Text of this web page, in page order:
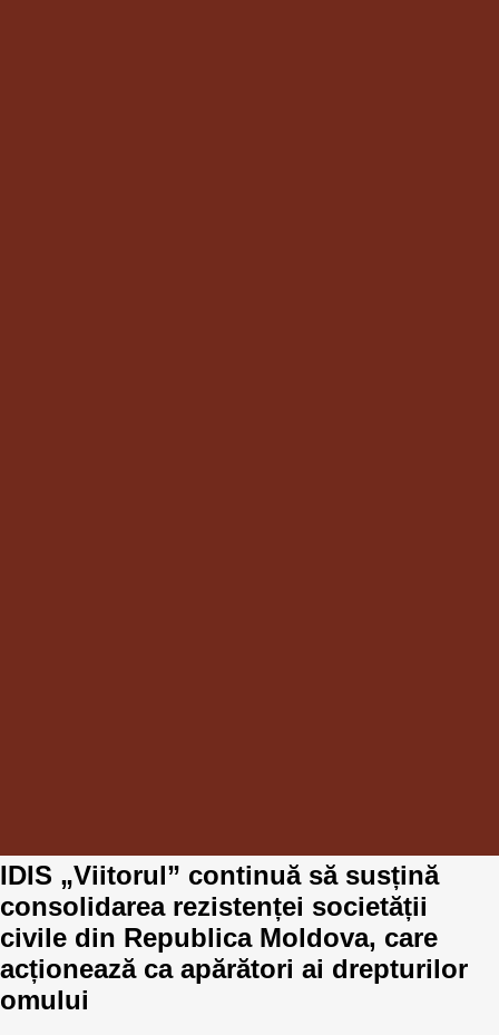
IDIS „Viitorul” continuă să susțină
consolidarea rezistenței societății
civile din Republica Moldova, care
acționează ca apărători ai drepturilor
omului